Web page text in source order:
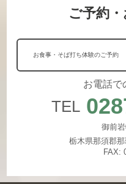
ご予約
お食事・そば打ち体験のご予約
お電話で
TEL
御前
栃木県那須郡
FAX: